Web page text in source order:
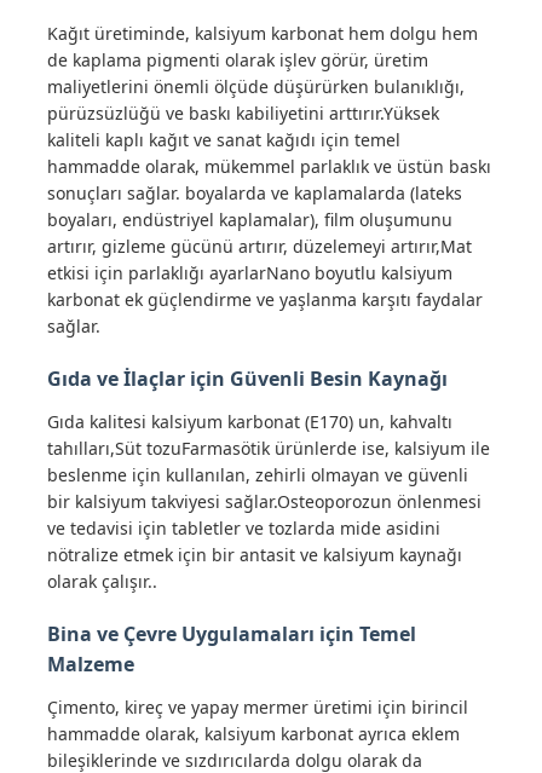
klorür
Petrol katkı maddeleri
Kimyasal dolgu
Mineral İşlem Kimyasalları
Gıda Katkı Maddeleri
Metalurji Kimyasalları
Elektronik hammaddesi
Su Arıtma Ajanları
Günlük Kullanım Kimyasal
Kağıt üretiminde, kalsiyum karbonat hem dolgu hem
de kaplama pigmenti olarak işlev görür, üretim
maliyetlerini önemli ölçüde düşürürken bulanıklığı,
pürüzsüzlüğü ve baskı kabiliyetini arttırır.Yüksek
kaliteli kaplı kağıt ve sanat kağıdı için temel
hammadde olarak, mükemmel parlaklık ve üstün baskı
sonuçları sağlar. boyalarda ve kaplamalarda (lateks
boyaları, endüstriyel kaplamalar), film oluşumunu
artırır, gizleme gücünü artırır, düzelemeyi artırır,Mat
etkisi için parlaklığı ayarlarNano boyutlu kalsiyum
karbonat ek güçlendirme ve yaşlanma karşıtı faydalar
sağlar.
Gıda ve İlaçlar için Güvenli Besin Kaynağı
Gıda kalitesi kalsiyum karbonat (E170) un, kahvaltı
tahılları,Süt tozuFarmasötik ürünlerde ise, kalsiyum ile
beslenme için kullanılan, zehirli olmayan ve güvenli
bir kalsiyum takviyesi sağlar.Osteoporozun önlenmesi
ve tedavisi için tabletler ve tozlarda mide asidini
nötralize etmek için bir antasit ve kalsiyum kaynağı
olarak çalışır..
Bina ve Çevre Uygulamaları için Temel
Malzeme
Çimento, kireç ve yapay mermer üretimi için birincil
hammadde olarak, kalsiyum karbonat ayrıca eklem
bileşiklerinde ve sızdırıcılarda dolgu olarak da